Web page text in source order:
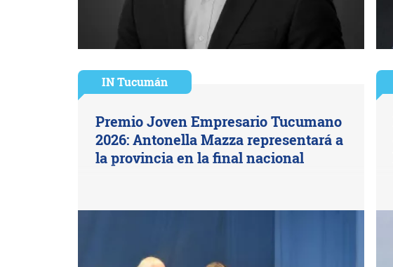
IN Tucumán
Premio Joven Empresario Tucumano
2026: Antonella Mazza representará a
la provincia en la final nacional